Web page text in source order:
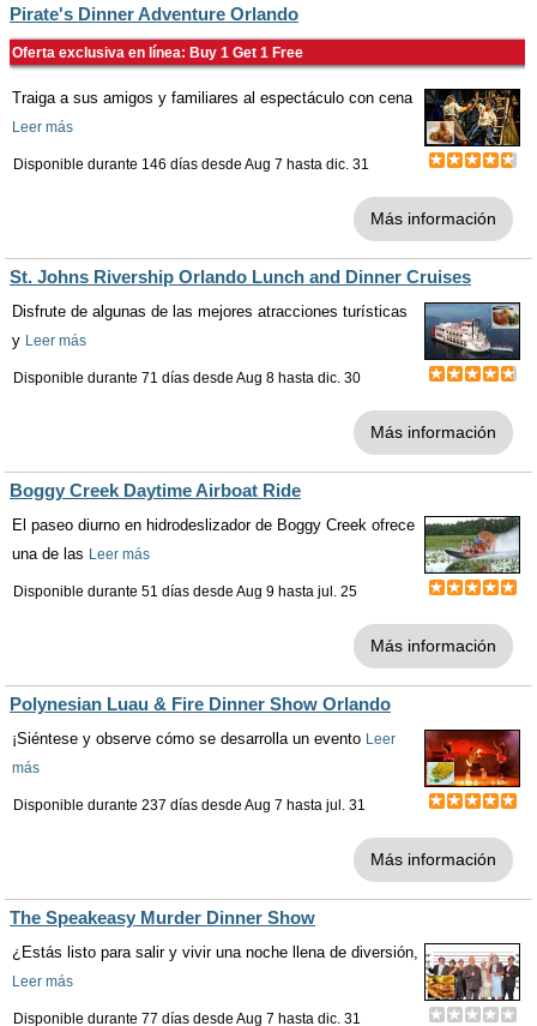
Pirate's Dinner Adventure Orlando
Oferta exclusiva en línea: Buy 1 Get 1 Free
Traiga a sus amigos y familiares al espectáculo con cena
Leer más
Disponible durante 146 días desde Aug 7 hasta dic. 31
Más información
St. Johns Rivership Orlando Lunch and Dinner Cruises
Disfrute de algunas de las mejores atracciones turísticas
y Leer más
Disponible durante 71 días desde Aug 8 hasta dic. 30
Más información
Boggy Creek Daytime Airboat Ride
El paseo diurno en hidrodeslizador de Boggy Creek ofrece
una de las Leer más
Disponible durante 51 días desde Aug 9 hasta jul. 25
Más información
Polynesian Luau & Fire Dinner Show Orlando
¡Siéntese y observe cómo se desarrolla un evento Leer
más
Disponible durante 237 días desde Aug 7 hasta jul. 31
Más información
The Speakeasy Murder Dinner Show
¿Estás listo para salir y vivir una noche llena de diversión,
Leer más
Disponible durante 77 días desde Aug 7 hasta dic. 31